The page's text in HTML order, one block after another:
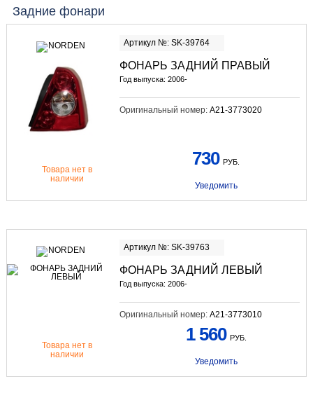
Задние фонари
Артикул №: SK-39764
ФОНАРЬ ЗАДНИЙ ПРАВЫЙ
Год выпуска: 2006-
Оригинальный номер: A21-3773020
Товара нет в
наличии
730 РУБ.
Уведомить
Артикул №: SK-39763
ФОНАРЬ ЗАДНИЙ ЛЕВЫЙ
Год выпуска: 2006-
Оригинальный номер: A21-3773010
Товара нет в
наличии
1 560 РУБ.
Уведомить